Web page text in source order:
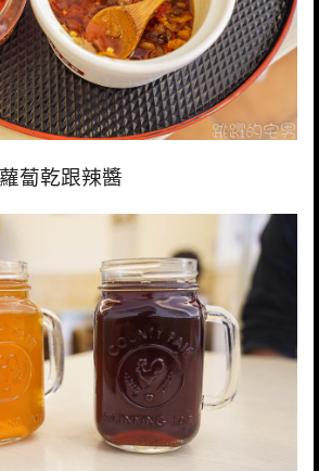
蔔乾跟辣醬